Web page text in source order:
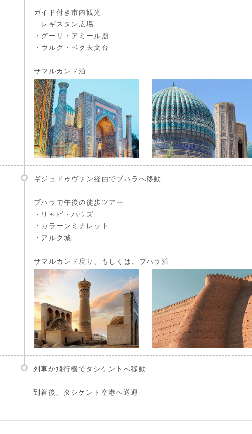
ガイド付き市内観光：
・レギスタン広場
・グーリ・アミール廟
・ウルグ・ベク天文台
サマルカンド泊
ギジュドゥヴァン経由でブハラへ移動
ブハラで午後の徒歩ツアー
・リャビ・ハウズ
・カラーンミナレット
・アルク城
サマルカンド戻り、もしくは、ブハラ泊
列車か飛行機でタシケントへ移動
到着後、タシケント空港へ送迎